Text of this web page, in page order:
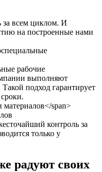
за всем циклом. И
на построенные нами
рабочие
выполняют
подход гарантирует
контроль за
только у
радуют своих